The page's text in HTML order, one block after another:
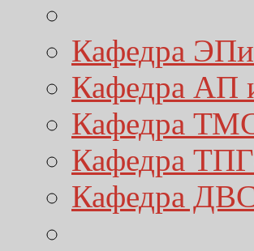
Кафедра
Кафедра АП
Кафедра
Кафедра
Кафедра